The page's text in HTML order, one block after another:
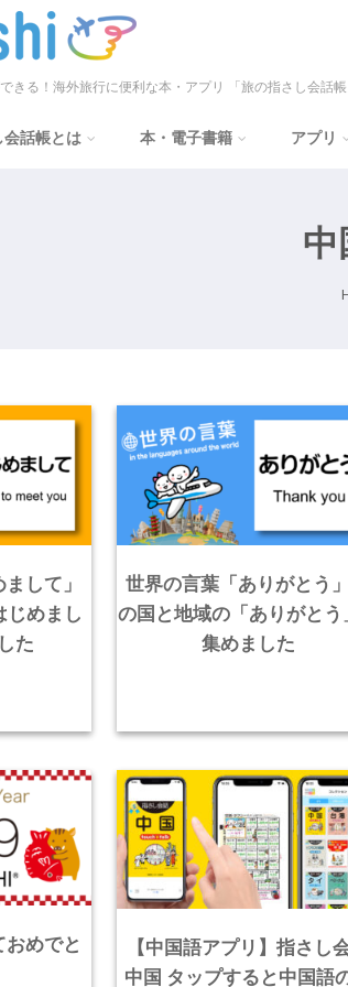
きる！海外旅行に便利な本・アプリ 「旅の指さし会話帳
話帳とは 本・電子書籍 アプリ
中
して」
じめまし
た
世界の言葉「ありがとう
の国と地域の「ありがとう
集めました
めでと
【中国語アプリ】指さし
中国 タップすると中国語